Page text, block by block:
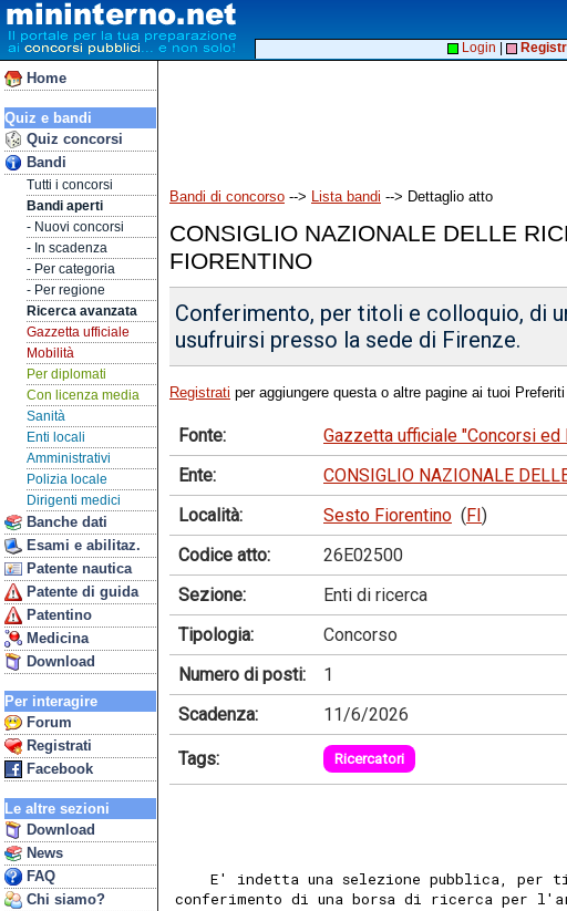
Home
Quiz e bandi
Quiz concorsi
Bandi
Tutti i concorsi
Bandi aperti
- Nuovi concorsi
- In scadenza
- Per categoria
- Per regione
Ricerca avanzata
Gazzetta ufficiale
Mobilità
Per diplomati
Con licenza media
Sanità
Enti locali
Amministrativi
Polizia locale
Dirigenti medici
Banche dati
Esami e abilitaz.
Patente nautica
Patente di guida
Patentino
Medicina
Download
Per interagire
Forum
Registrati
Facebook
Le altre sezioni
Download
News
FAQ
Chi siamo?
Login
Bandi di concorso --> Lista bandi --> Dettaglio atto
CONSIGLIO NAZIONALE DELLE
FIORENTINO
Conferimento, per titoli e colloquio, di
usufruirsi presso la sede di Firenze.
Registrati per aggiungere questa o altre pagine ai tuoi
Fonte:
Gazzetta ufficiale "Concorsi
Ente:
CONSIGLIO NAZIONALE
Località:
Sesto Fiorentino (FI)
Codice atto:
26E02500
Sezione:
Enti di ricerca
Tipologia:
Concorso
Numero di posti:
1
Scadenza:
11/6/2026
Tags: Ricercatori
E' indetta una selezione pubblica, per
conferimento di una borsa di ricerca per